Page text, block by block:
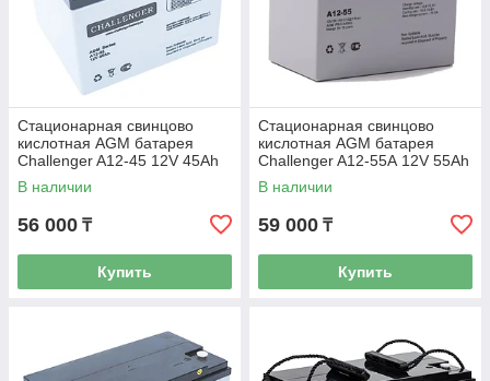
Стационарная свинцово
кислотная AGM батарея
Challenger A12-45 12V 45Ah
В наличии
56 000 ₸
Купить
Стационарная свинцово
кислотная AGM батарея
Challenger A12-55А 12V 55Ah
В наличии
59 000 ₸
Купить